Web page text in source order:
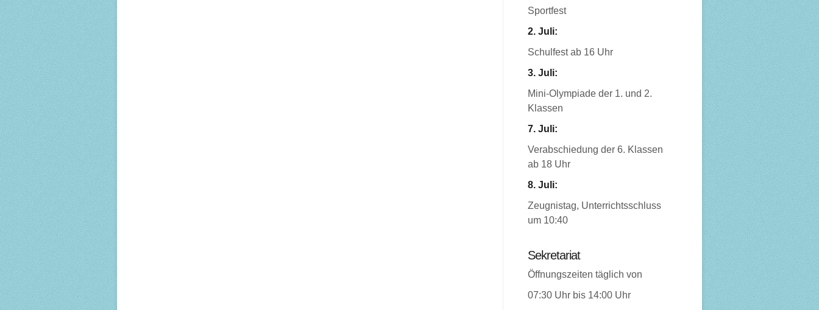
Sportfest
2. Juli:
Schulfest ab 16 Uhr
3. Juli:
Mini-Olympiade der 1. und 2.
Klassen
7. Juli:
Verabschiedung der 6. Klassen
ab 18 Uhr
8. Juli:
Zeugnistag, Unterrichtsschluss
um 10:40
Sekretariat
Öffnungszeiten täglich von
07:30 Uhr bis 14:00 Uhr